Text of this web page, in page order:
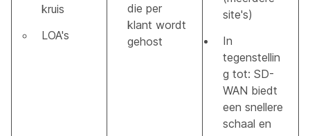
kruis
LOA's
die per
klant wordt
gehost
site's)
In
tegenstellin
g tot: SD-
WAN biedt
een snellere
schaal en